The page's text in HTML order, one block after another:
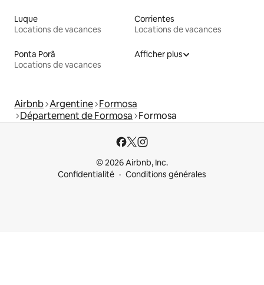
Luque
Locations de vacances
Corrientes
Locations de vacances
Ponta Porã
Locations de vacances
Afficher plus
Airbnb Argentine Formosa
Département de Formosa Formosa
© 2026 Airbnb, Inc.
Confidentialité
Conditions générales